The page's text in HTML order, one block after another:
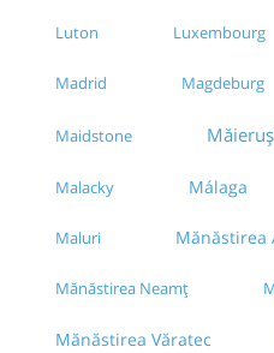
Luton Luxembourg
Madrid Magdeburg
Maidstone Măieruș
Malacky Málaga
Maluri Mănăstirea
Mănăstirea Neamţ
Mănăstirea Văratec